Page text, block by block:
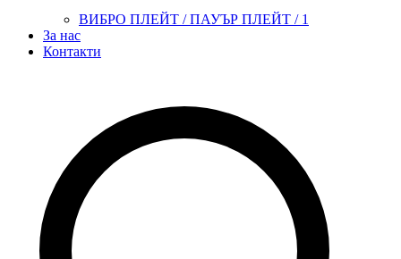
ВИБРО ПЛЕЙТ / ПАУЪР ПЛЕЙТ / 1
За нас
Контакти